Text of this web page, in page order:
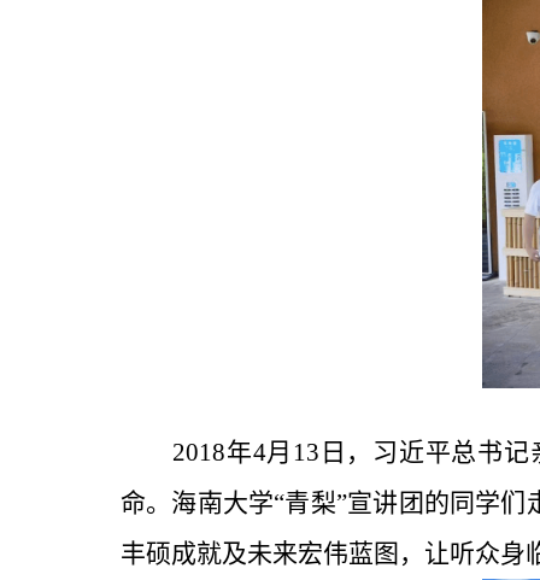
2018年4月 13 日，习近平总书
命。海南大学“青梨”宣讲团的同学们
丰硕成就及未来宏伟蓝图，让听众